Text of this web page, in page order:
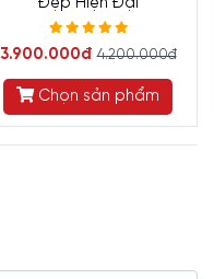
3.900.000đ 4.200.000đ
Chọn sản phẩm